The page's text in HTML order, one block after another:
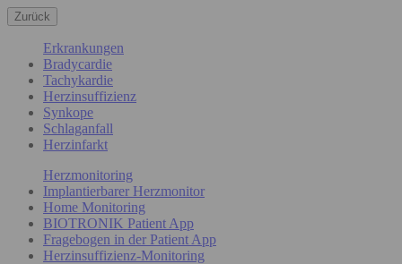
Zurück
Erkrankungen
Bradycardie
Tachykardie
Herzinsuffizienz
Synkope
Schlaganfall
Herzinfarkt
Herzmonitoring
Implantierbarer Herzmonitor
Home Monitoring
BIOTRONIK Patient App
Fragebogen in der Patient App
Herzinsuffizienz-Monitoring